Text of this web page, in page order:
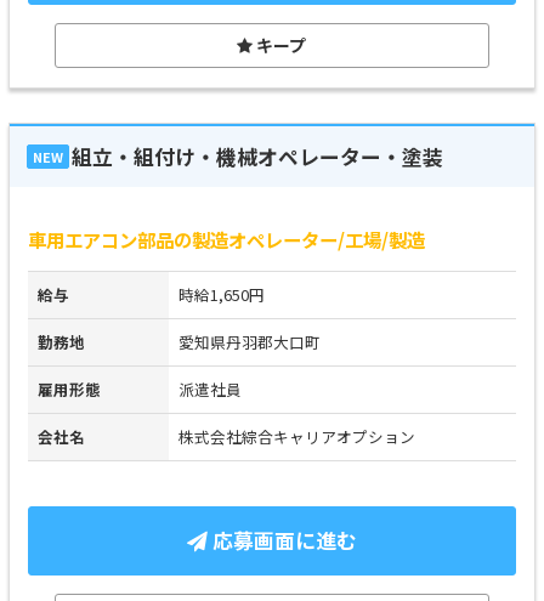
キープ
NEW 組立・組付け・機械オペレーター・塗装
車用エアコン部品の製造オペレーター/工場/製造
給与 時給1,650円
勤務地 愛知県丹羽郡大口町
雇用形態 派遣社員
会社名 株式会社綜合キャリアオプション
応募画面に進む